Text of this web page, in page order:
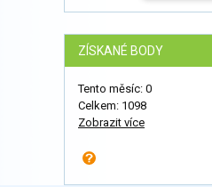
ZÍSKANÉ BODY
Tento měsíc: 0
Celkem: 1098
Zobrazit více